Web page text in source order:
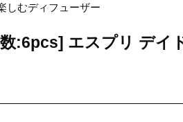
しむディフューザー
:6pcs] エスプリ デイ